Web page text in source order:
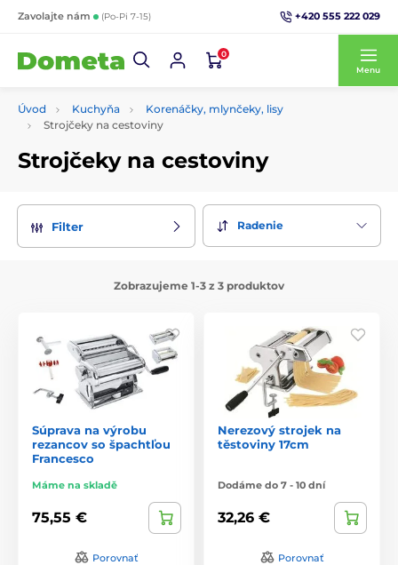
Zavolajte nám (Po-Pi 7-15) +420 555 222 029
0
Menu
Úvod Kuchyňa
Korenáčky, mlynčeky, lisy
Strojčeky na cestoviny
Strojčeky na cestoviny
Filter Radenie
Zobrazujeme 1-3 z 3 produktov
Súprava na výrobu
rezancov so špachtľou
Francesco
Máme na skladě
75,55 €
Porovnať
Nerezový strojek na
těstoviny 17cm
Dodáme do 7 - 10 dní
32,26 €
Porovnať